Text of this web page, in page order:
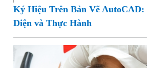
Ký Hiệu Trên Bản Vẽ AutoCAD:
Diện và Thực Hành